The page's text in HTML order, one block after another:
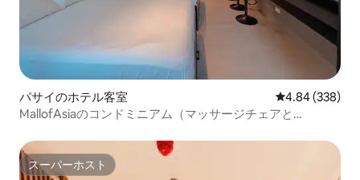
パサイのホテル客室 レビュー338
4.84 (338)
MallofAsiaのコンドミニアム（マッサージチェアと
スーパーホスト
スーパーホスト